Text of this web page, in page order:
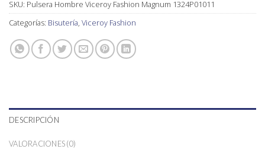
SKU: Pulsera Hombre Viceroy Fashion Magnum 1324P01011
Categorías: Bisutería, Viceroy Fashion
DESCRIPCIÓN
VALORACIONES (0)